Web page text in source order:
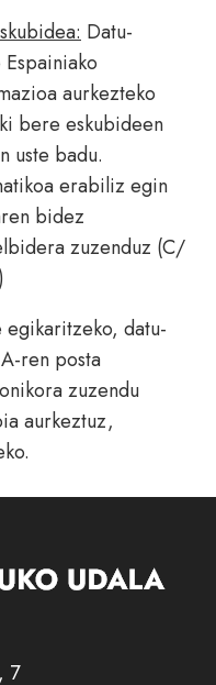
Datu-
aurkezteko
bere eskubideen
uste badu.
erabiliz egin
bidez
zuzenduz (C/
datu-
ren posta
zuzendu
aurkeztuz,
7